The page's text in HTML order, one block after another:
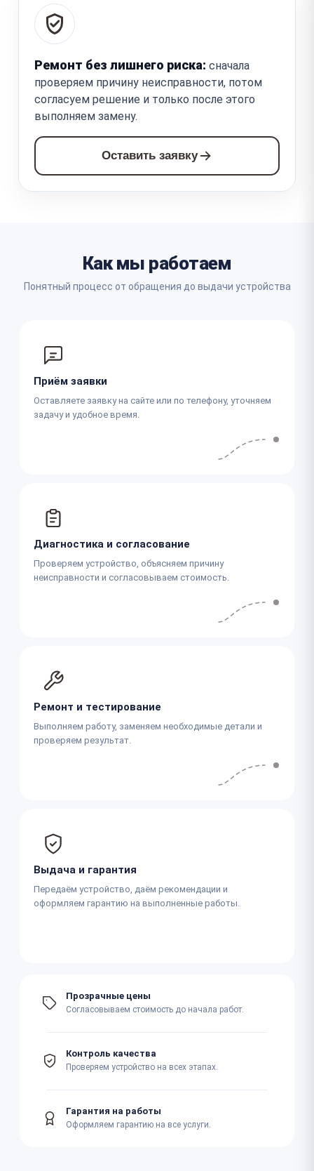
Ремонт без лишнего риска: сначала
проверяем причину неисправности, потом
согласуем решение и только после этого
выполняем замену.
Оставить заявку
Как мы работаем
Понятный процесс от обращения до выдачи устройства
Приём заявки
Оставляете заявку на сайте или по телефону, уточняем
задачу и удобное время.
Диагностика и согласование
Проверяем устройство, объясняем причину
неисправности и согласовываем стоимость.
Ремонт и тестирование
Выполняем работу, заменяем необходимые детали и
проверяем результат.
Выдача и гарантия
Передаём устройство, даём рекомендации и
оформляем гарантию на выполненные работы.
Прозрачные цены
Согласовываем стоимость до начала работ.
Контроль качества
Проверяем устройство на всех этапах.
Гарантия на работы
Оформляем гарантию на все услуги.